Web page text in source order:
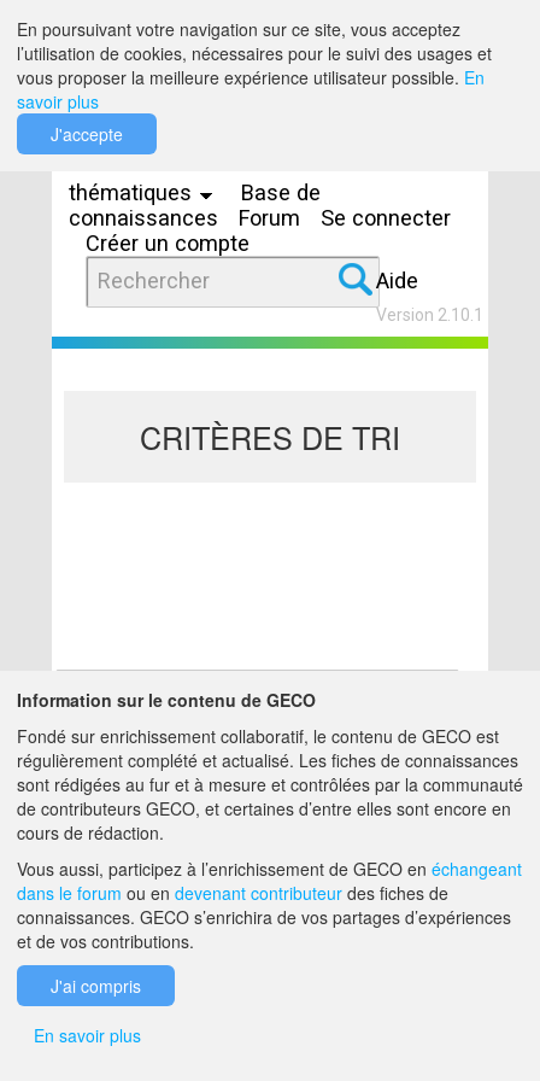
thématiques
Base de
connaissances
Forum
Se connecter
Créer un compte
Aide
Version 2.10.1
CRITÈRES DE TRI
Aucun résultat
A PROPOS DE GECO AIDE
F.A.Q. NOUS CONTACTER
En poursuivant votre navigation sur ce site, vous acceptez
l’utilisation de cookies, nécessaires pour le suivi des usages et
vous proposer la meilleure expérience utilisateur possible. En
savoir plus
J'accepte
Information sur le contenu de GECO
Fondé sur enrichissement collaboratif, le contenu de GECO est
régulièrement complété et actualisé. Les fiches de connaissances
sont rédigées au fur et à mesure et contrôlées par la communauté
de contributeurs GECO, et certaines d’entre elles sont encore en
cours de rédaction.
Vous aussi, participez à l’enrichissement de GECO en échangeant
dans le forum ou en devenant contributeur des fiches de
connaissances. GECO s’enrichira de vos partages d’expériences
et de vos contributions.
J'ai compris
En savoir plus